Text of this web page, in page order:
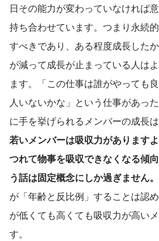
日その能力が変わっていなければ
持ち合わせています。つまり永続
すべきであり、ある程度成長した
が減って成長が止まっている人は
ます。「この仕事は誰がやっても
人いないかな」という仕事があっ
に手を挙げられるメンバーの成長は
若いメンバーは吸収力があります
つれて物事を吸収できなくなる傾
う話は固定概念にしか過ぎません。
が「年齢と反比例」することは認
が低くても高くても吸収力が高い
す。